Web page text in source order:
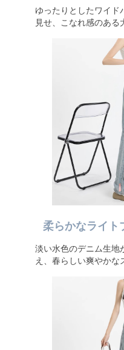
ゆったりとしたワイド
見せ、こなれ感のある
柔らかなライト
淡い水色のデニム生地
え、春らしい爽やかな